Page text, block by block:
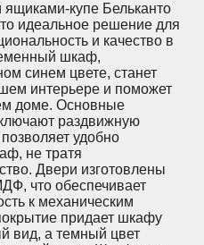
купе Бельканто
идеальное решение для
и качество в
шкаф,
синем цвете, станет
интерьере и поможет
доме. Основные
раздвижную
удобно
не тратя
Двери изготовлены
что обеспечивает
к механическим
придает шкафу
вид, а темный цвет